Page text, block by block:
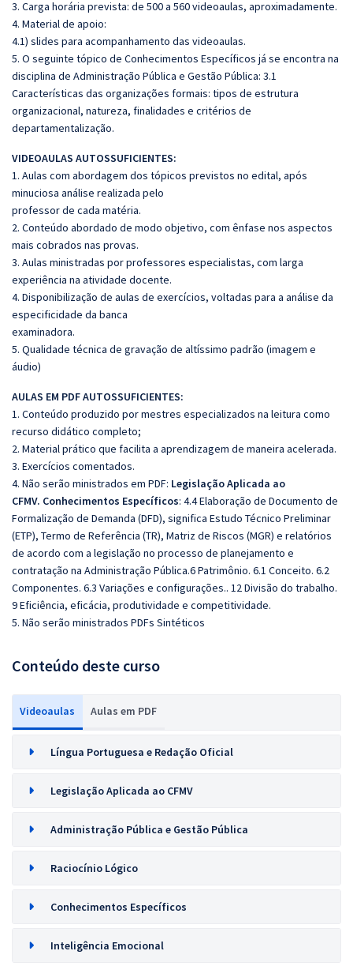
3. Carga horária prevista: de 500 a 560 videoaulas, aproximadamente.
4. Material de apoio:
4.1) slides para acompanhamento das videoaulas.
5. O seguinte tópico de Conhecimentos Específicos já se encontra na
disciplina de Administração Pública e Gestão Pública: 3.1
Características das organizações formais: tipos de estrutura
organizacional, natureza, finalidades e critérios de
departamentalização.
VIDEOAULAS AUTOSSUFICIENTES:
1. Aulas com abordagem dos tópicos previstos no edital, após
minuciosa análise realizada pelo
professor de cada matéria.
2. Conteúdo abordado de modo objetivo, com ênfase nos aspectos
mais cobrados nas provas.
3. Aulas ministradas por professores especialistas, com larga
experiência na atividade docente.
4. Disponibilização de aulas de exercícios, voltadas para a análise da
especificidade da banca
examinadora.
5. Qualidade técnica de gravação de altíssimo padrão (imagem e
áudio)
AULAS EM PDF AUTOSSUFICIENTES:
1. Conteúdo produzido por mestres especializados na leitura como
recurso didático completo;
2. Material prático que facilita a aprendizagem de maneira acelerada.
3. Exercícios comentados.
4. Não serão ministrados em PDF: Legislação Aplicada ao
CFMV. Conhecimentos Específicos: 4.4 Elaboração de Documento de
Formalização de Demanda (DFD), significa Estudo Técnico Preliminar
(ETP), Termo de Referência (TR), Matriz de Riscos (MGR) e relatórios
de acordo com a legislação no processo de planejamento e
contratação na Administração Pública.6 Patrimônio. 6.1 Conceito. 6.2
Componentes. 6.3 Variações e configurações.. 12 Divisão do trabalho.
9 Eficiência, eficácia, produtividade e competitividade.
5. Não serão ministrados PDFs Sintéticos
Conteúdo deste curso
Videoaulas Aulas em PDF
Língua Portuguesa e Redação Oficial
Legislação Aplicada ao CFMV
Administração Pública e Gestão Pública
Raciocínio Lógico
Conhecimentos Específicos
Inteligência Emocional